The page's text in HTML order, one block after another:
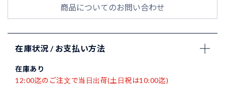
商品についてのお問い合わせ
在庫状況 / お支払い方法
在庫あり
12:00迄のご注文で当日出荷(土日祝は10:00迄)